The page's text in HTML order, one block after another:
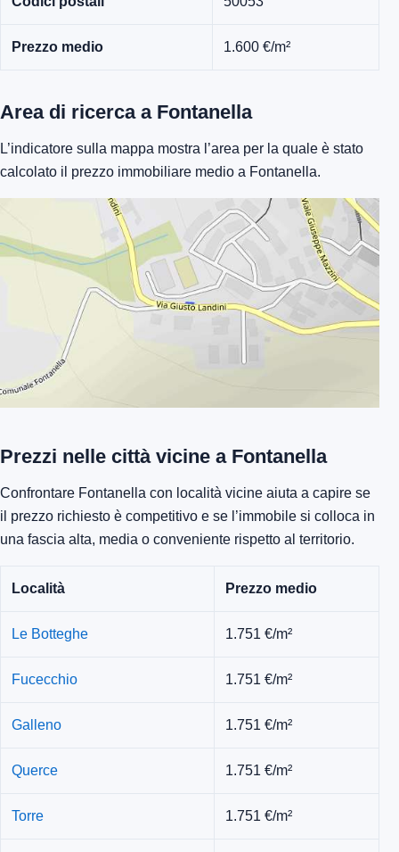
Prezzo medio 1.600 €/m²
Area di ricerca a Fontanella
L’indicatore sulla mappa mostra l’area per la quale è stato
calcolato il prezzo immobiliare medio a Fontanella.
Prezzi nelle città vicine a Fontanella
Confrontare Fontanella con località vicine aiuta a capire se
il prezzo richiesto è competitivo e se l’immobile si colloca in
una fascia alta, media o conveniente rispetto al territorio.
Località Prezzo medio
Le Botteghe 1.751 €/m²
Fucecchio 1.751 €/m²
Galleno 1.751 €/m²
Querce 1.751 €/m²
Torre 1.751 €/m²